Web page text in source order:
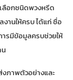
ลือกชนิดพวงหรีด
านให้ครบ ได้แก่ ชื่อ
ารมีข้อมูลครบช่วยให้
น
ภาพตัวอย่างและ